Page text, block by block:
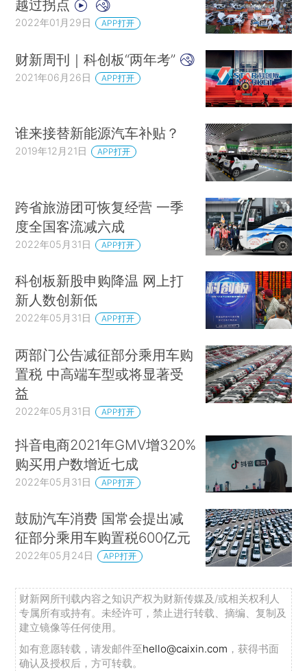
越过拐点
2022年01月29日 APP打开
财新周刊｜科创板“两年考”
2021年06月26日 APP打开
谁来接替新能源汽车补贴？
2019年12月21日 APP打开
跨省旅游团可恢复经营 一季
度全国客流减六成
2022年05月31日 APP打开
科创板新股申购降温 网上打
新人数创新低
2022年05月31日 APP打开
两部门公告减征部分乘用车购
置税 中高端车型或将显著受
益
2022年05月31日 APP打开
抖音电商2021年GMV增320%
购买用户数增近七成
2022年05月31日 APP打开
鼓励汽车消费 国常会提出减
征部分乘用车购置税600亿元
2022年05月24日 APP打开
财新网所刊载内容之知识产权为财新传媒及/或相关权利人
专属所有或持有。未经许可，禁止进行转载、摘编、复制及
建立镜像等任何使用。
如有意愿转载，请发邮件至hello@caixin.com ，获得书面
确认及授权后，方可转载。